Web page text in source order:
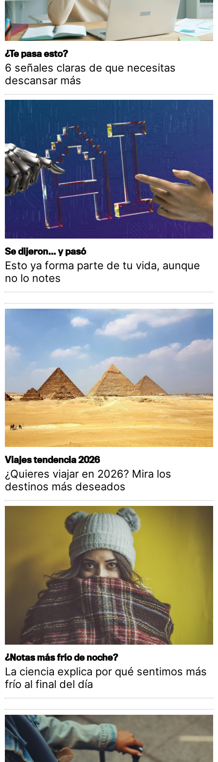
¿Te pasa esto?
6 señales claras de que necesitas
descansar más
Se dijeron… y pasó
Esto ya forma parte de tu vida, aunque
no lo notes
Viajes tendencia 2026
¿Quieres viajar en 2026? Mira los
destinos más deseados
¿Notas más frío de noche?
La ciencia explica por qué sentimos más
frío al final del día